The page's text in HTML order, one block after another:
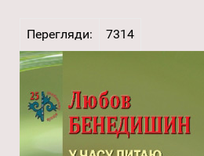
Перегляди: 7314